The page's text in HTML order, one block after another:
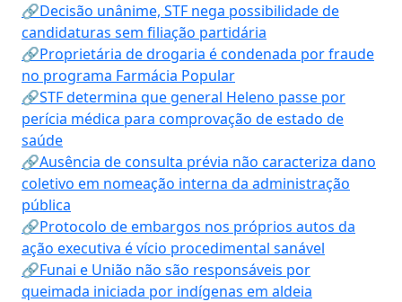
🔗Decisão unânime, STF nega possibilidade de
candidaturas sem filiação partidária
🔗Proprietária de drogaria é condenada por fraude
no programa Farmácia Popular
🔗STF determina que general Heleno passe por
perícia médica para comprovação de estado de
saúde
🔗Ausência de consulta prévia não caracteriza dano
coletivo em nomeação interna da administração
pública
🔗Protocolo de embargos nos próprios autos da
ação executiva é vício procedimental sanável
🔗Funai e União não são responsáveis por
queimada iniciada por indígenas em aldeia